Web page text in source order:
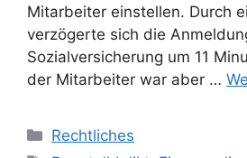
Mitarbeiter einstellen. Durch
verzögerte sich die
Sozialversicherung um 11
der Mitarbeiter war aber …
Kategorien
Rechtliches